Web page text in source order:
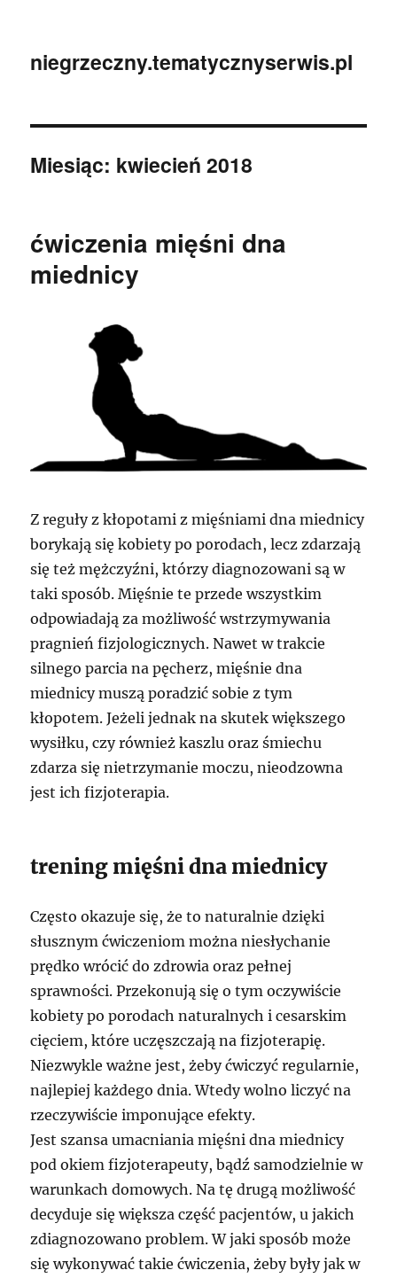
niegrzeczny.tematycznyserwis.pl
Miesiąc: kwiecień 2018
ćwiczenia mięśni dna
miednicy
Z reguły z kłopotami z mięśniami dna miednicy
borykają się kobiety po porodach, lecz zdarzają
się też mężczyźni, którzy diagnozowani są w
taki sposób. Mięśnie te przede wszystkim
odpowiadają za możliwość wstrzymywania
pragnień fizjologicznych. Nawet w trakcie
silnego parcia na pęcherz, mięśnie dna
miednicy muszą poradzić sobie z tym
kłopotem. Jeżeli jednak na skutek większego
wysiłku, czy również kaszlu oraz śmiechu
zdarza się nietrzymanie moczu, nieodzowna
jest ich fizjoterapia.
trening mięśni dna miednicy
Często okazuje się, że to naturalnie dzięki
słusznym ćwiczeniom można niesłychanie
prędko wrócić do zdrowia oraz pełnej
sprawności. Przekonują się o tym oczywiście
kobiety po porodach naturalnych i cesarskim
cięciem, które uczęszczają na fizjoterapię.
Niezwykle ważne jest, żeby ćwiczyć regularnie,
najlepiej każdego dnia. Wtedy wolno liczyć na
rzeczywiście imponujące efekty.
Jest szansa umacniania mięśni dna miednicy
pod okiem fizjoterapeuty, bądź samodzielnie w
warunkach domowych. Na tę drugą możliwość
decyduje się większa część pacjentów, u jakich
zdiagnozowano problem. W jaki sposób może
się wykonywać takie ćwiczenia, żeby były jak w